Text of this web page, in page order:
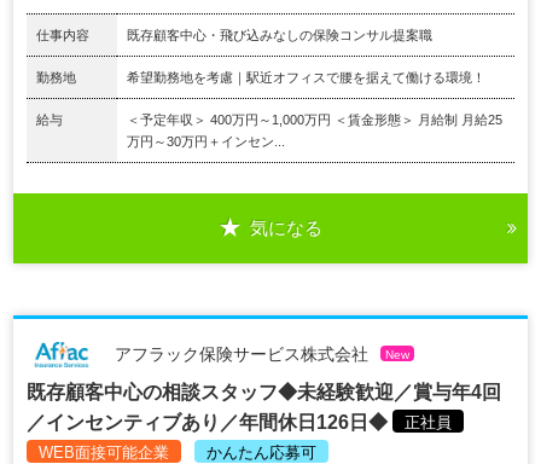
仕事内容 既存顧客中心・飛び込みなしの保険コンサル提案職
勤務地 希望勤務地を考慮｜駅近オフィスで腰を据えて働ける環境！
給与
＜予定年収＞ 400万円～1,000万円 ＜賃金形態＞ 月給制 月給25
万円～30万円＋インセン...
気になる
アフラック保険サービス株式会社 New
既存顧客中心の相談スタッフ◆未経験歓迎／賞与年4回
／インセンティブあり／年間休日126日◆
正社員
WEB面接可能企業
かんたん応募可